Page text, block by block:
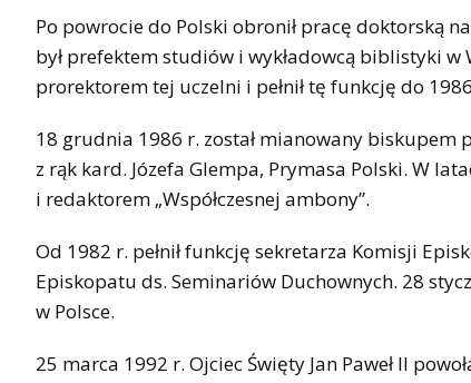
Po powrocie do Polski obronił pracę doktorską
był prefektem studiów i wykładowcą biblistyki w
prorektorem tej uczelni i pełnił tę funkcję do
18 grudnia 1986 r. został mianowany biskupem
z rąk kard. Józefa Glempa, Prymasa Polski. W
i redaktorem „Współczesnej ambony”.
Od 1982 r. pełnił funkcję sekretarza Komisji
Episkopatu ds. Seminariów Duchownych. 28
w Polsce.
25 marca 1992 r. Ojciec Święty Jan Paweł II